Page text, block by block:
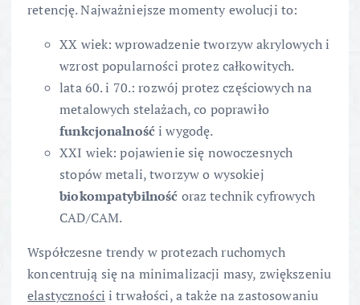
retencję. Najważniejsze momenty ewolucji to:
XX wiek: wprowadzenie tworzyw akrylowych i
wzrost popularności protez całkowitych.
lata 60. i 70.: rozwój protez częściowych na
metalowych stelażach, co poprawiło
funkcjonalność i wygodę.
XXI wiek: pojawienie się nowoczesnych
stopów metali, tworzyw o wysokiej
biokompatybilność oraz technik cyfrowych
CAD/CAM.
Współczesne trendy w protezach ruchomych
koncentrują się na minimalizacji masy, zwiększeniu
elastyczności i trwałości, a także na zastosowaniu